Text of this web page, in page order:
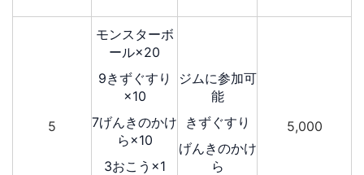
5
モンスターボ
ール×20
9きずぐすり
×10
7げんきのかけ
ら×10
3おこう×1
ジムに参加可
能
きずぐすり
げんきのかけ
ら
5,000